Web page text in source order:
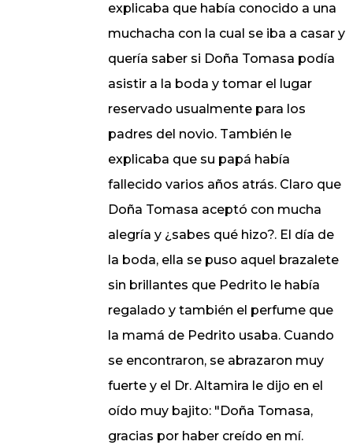
explicaba que había conocido a una
muchacha con la cual se iba a casar y
quería saber si Doña Tomasa podía
asistir a la boda y tomar el lugar
reservado usualmente para los
padres del novio. También le
explicaba que su papá había
fallecido varios años atrás. Claro que
Doña Tomasa aceptó con mucha
alegría y ¿sabes qué hizo?. El día de
la boda, ella se puso aquel brazalete
sin brillantes que Pedrito le había
regalado y también el perfume que
la mamá de Pedrito usaba. Cuando
se encontraron, se abrazaron muy
fuerte y el Dr. Altamira le dijo en el
oído muy bajito: "Doña Tomasa,
gracias por haber creído en mí.